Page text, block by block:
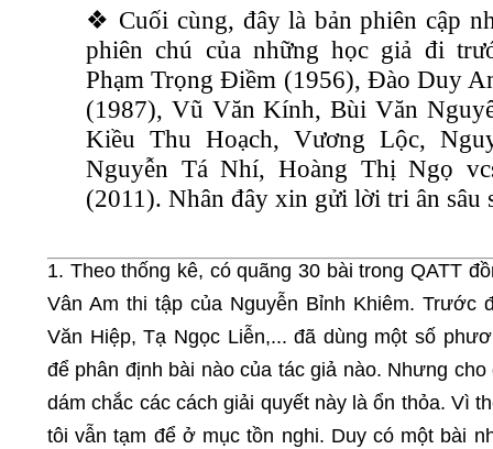
❖ Cuối cùng, đây là bản phiên cập
phiên chú của những học giả đi
Phạm Trọng Điềm (1956), Đào Duy
(1987), Vũ Văn Kính, Bùi Văn
Kiều Thu Hoạch, Vương Lộc,
Nguyễn Tá Nhí, Hoàng Thị Ngọ
(2011). Nhân đây xin gửi lời tri ân sâu
1. Theo thống kê, có quãng 30 bài trong QATT
Vân Am thi tập của Nguyễn Bỉnh Khiêm. Trước
Văn Hiệp, Tạ Ngọc Liễn,... đã dùng một số
để phân định bài nào của tác giả nào. Nhưng
dám chắc các cách giải quyết này là ổn thỏa. Vì
tôi vẫn tạm để ở mục tồn nghi. Duy có một bài